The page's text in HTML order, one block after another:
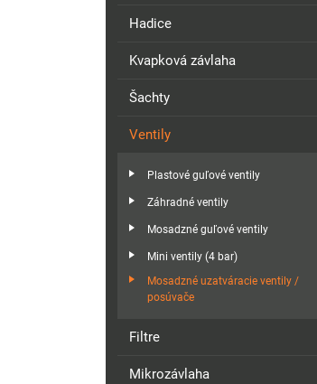
Hadice
Kvapková závlaha
Šachty
Ventily
Plastové guľové ventily
Záhradné ventily
Mosadzné guľové ventily
Mini ventily (4 bar)
Mosadzné uzatváracie ventily /
posúvače
Filtre
Mikrozávlaha